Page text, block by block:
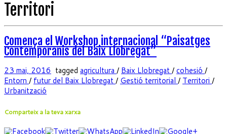
Territori
Comença el Workshop internacional “Paisatges
Contemporanis del Baix Llobregat”
23 mai, 2016 tagged agricultura / Baix Llobregat/cohesió /
Entorn / futur del Baix Llobregat/ Gestió territorial / Territori /
Urbanització
Comparteix a la teva xarxa